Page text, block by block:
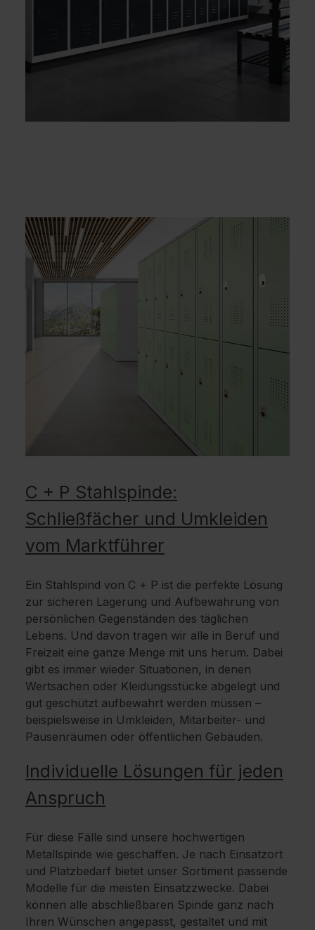
C + P Stahlspinde:
Schließfächer und Umkleiden
vom Marktführer
Ein Stahlspind von C + P ist die perfekte Lösung
zur sicheren Lagerung und Aufbewahrung von
persönlichen Gegenständen des täglichen
Lebens. Und davon tragen wir alle in Beruf und
Freizeit eine ganze Menge mit uns herum. Dabei
gibt es immer wieder Situationen, in denen
Wertsachen oder Kleidungsstücke abgelegt und
gut geschützt aufbewahrt werden müssen –
beispielsweise in Umkleiden, Mitarbeiter- und
Pausenräumen oder öffentlichen Gebäuden.
Individuelle Lösungen für jeden
Anspruch
Für diese Fälle sind unsere hochwertigen
Metallspinde wie geschaffen. Je nach Einsatzort
und Platzbedarf bietet unser Sortiment passende
Modelle für die meisten Einsatzzwecke. Dabei
können alle abschließbaren Spinde ganz nach
Ihren Wünschen angepasst, gestaltet und mit